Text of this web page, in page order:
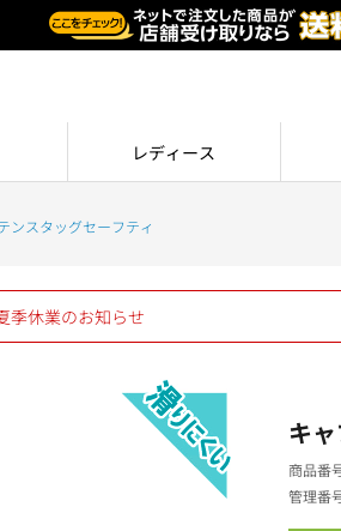
レディース
ンスタッグセーフティ
季休業のお知らせ
キ
商品番
管理番